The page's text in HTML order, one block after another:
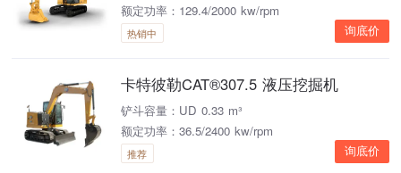
额定功率：129.4/2000 kw/rpm
热销中 询底价
卡特彼勒CAT®307.5 液压挖掘机
铲斗容量：UD 0.33 m³
额定功率：36.5/2400 kw/rpm
推荐 询底价